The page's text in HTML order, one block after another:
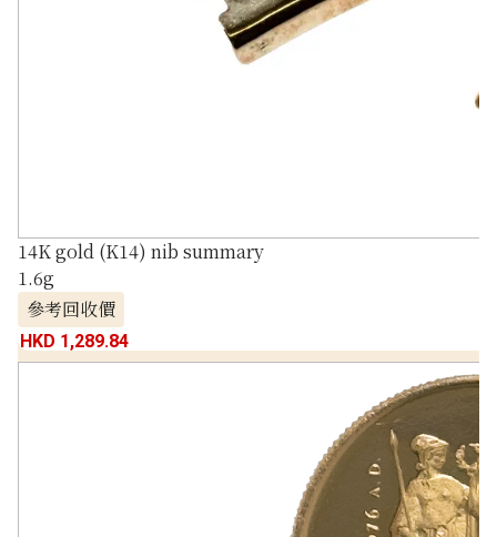
14K gold (K14) nib summary
1.6g
參考回收價
HKD 1,289.84